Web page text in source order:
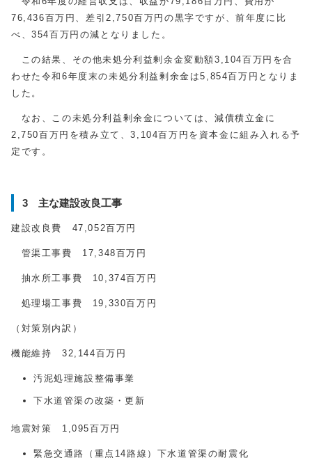
76,436百万円、差引2,750百万円の黒字ですが、前年度に比
べ、354百万円の減となりました。
この結果、その他未処分利益剰余金変動額3,104百万円を合
わせた令和6年度末の未処分利益剰余金は5,854百万円となりま
した。
なお、この未処分利益剰余金については、減債積立金に
2,750百万円を積み立て、3,104百万円を資本金に組み入れる予
定です。
3 主な建設改良工事
建設改良費 47,052百万円
管渠工事費 17,348百万円
抽水所工事費 10,374百万円
処理場工事費 19,330百万円
（対策別内訳）
機能維持 32,144百万円
汚泥処理施設整備事業
下水道管渠の改築・更新
地震対策 1,095百万円
緊急交通路（重点14路線）下水道管渠の耐震化